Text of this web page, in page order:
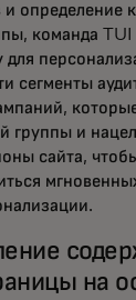
и определение
команда
для
сегменты
группы и
сайта,
на